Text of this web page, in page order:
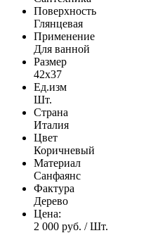
Поверхность
Глянцевая
Применение
Для ванной
Размер
42x37
Ед.изм
Шт.
Страна
Италия
Цвет
Коричневый
Материал
Санфаянс
Фактура
Дерево
Цена:
2 000 руб. / Шт.